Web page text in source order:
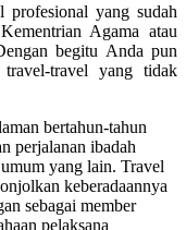
yang sudah
Agama atau
begitu Anda pun
travel yang tidak
bertahun-tahun
perjalanan ibadah
yang lain. Travel
keberadaannya
sebagai member
pelaksana